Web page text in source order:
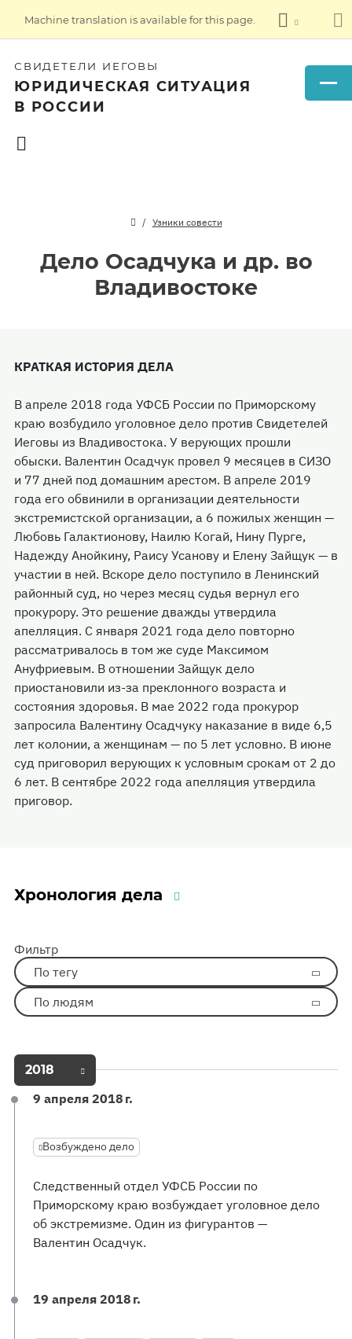
Machine translation is available for this page.
СВИДЕТЕЛИ ИЕГОВЫ
ЮРИДИЧЕСКАЯ СИТУАЦИЯ
В РОССИИ
Узники совести
Дело Осадчука и др. во
Владивостоке
КРАТКАЯ ИСТОРИЯ ДЕЛА
В апреле 2018 года УФСБ России по Приморскому
краю возбудило уголовное дело против Свидетелей
Иеговы из Владивостока. У верующих прошли
обыски. Валентин Осадчук провел 9 месяцев в СИЗО
и 77 дней под домашним арестом. В апреле 2019
года его обвинили в организации деятельности
экстремистской организации, а 6 пожилых женщин —
Любовь Галактионову, Наилю Когай, Нину Пурге,
Надежду Анойкину, Раису Усанову и Елену Зайщук — в
участии в ней. Вскоре дело поступило в Ленинский
районный суд, но через месяц судья вернул его
прокурору. Это решение дважды утвердила
апелляция. С января 2021 года дело повторно
рассматривалось в том же суде Максимом
Ануфриевым. В отношении Зайщук дело
приостановили из-за преклонного возраста и
состояния здоровья. В мае 2022 года прокурор
запросила Валентину Осадчуку наказание в виде 6,5
лет колонии, а женщинам — по 5 лет условно. В июне
суд приговорил верующих к условным срокам от 2 до
6 лет. В сентябре 2022 года апелляция утвердила
приговор.
Хронология дела
Фильтр
По тегу
По людям
2018
9 апреля 2018 г.
Возбуждено дело
Следственный отдел УФСБ России по
Приморскому краю возбуждает уголовное дело
об экстремизме. Один из фигурантов —
Валентин Осадчук.
19 апреля 2018 г.